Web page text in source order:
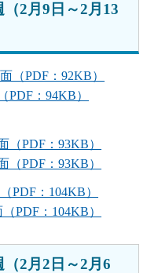
2月9日～2月13
PDF：92KB）
：94KB）
PDF：93KB）
PDF：93KB）
：104KB）
PDF：104KB）
2月2日～2月6